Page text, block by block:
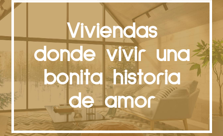
Viviendas
donde vivir una
bonita historia
de amor